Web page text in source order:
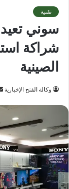
تقنية
سوني تعيد
شراكة
الصينية
وكالة الفتح الإخبارية